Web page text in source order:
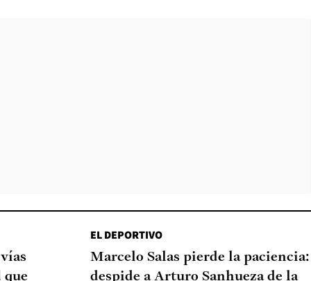
que
EL DEPORTIVO
Marcelo Salas pierde la paciencia:
despide a Arturo Sanhueza de la